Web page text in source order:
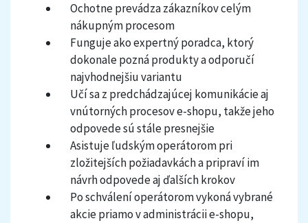
Ochotne prevádza zákazníkov celým
nákupným procesom
Funguje ako expertný poradca, ktorý
dokonale pozná produkty a odporučí
najvhodnejšiu variantu
Učí sa z predchádzajúcej komunikácie aj
vnútorných procesov e-shopu, takže jeho
odpovede sú stále presnejšie
Asistuje ľudským operátorom pri
zložitejších požiadavkách a pripraví im
návrh odpovede aj ďalších krokov
Po schválení operátorom vykoná vybrané
akcie priamo v administrácii e-shopu,